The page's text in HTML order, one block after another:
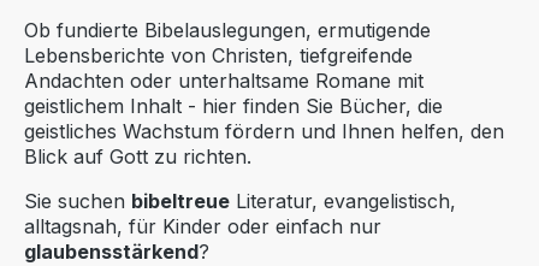
Ob fundierte Bibelauslegungen, ermutigende
Lebensberichte von Christen, tiefgreifende
Andachten oder unterhaltsame Romane mit
geistlichem Inhalt - hier finden Sie Bücher, die
geistliches Wachstum fördern und Ihnen helfen, den
Blick auf Gott zu richten.
Sie suchen bibeltreue Literatur, evangelistisch,
alltagsnah, für Kinder oder einfach nur
glaubensstärkend?